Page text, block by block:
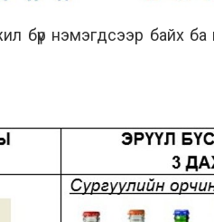
бүр нэмэгдсээр байх ба